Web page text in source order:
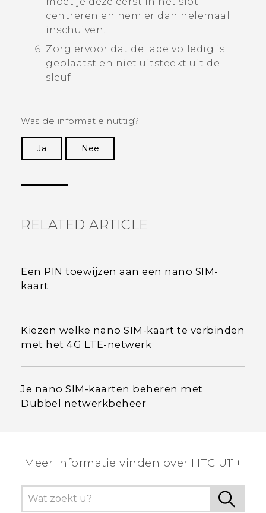
centreren en hem er dan helemaal
inschuiven.
Zorg ervoor dat de lade volledig is
geplaatst en niet uitsteekt uit de
sleuf.
Was de informatie nuttig?
Ja
Nee
RELATED ARTICLE
Een PIN toewijzen aan een nano SIM-
kaart
Kiezen welke nano SIM-kaart te verbinden
met het 4G LTE-netwerk
Je nano SIM-kaarten beheren met
Dubbel netwerkbeheer
Meer informatie vinden over HTC U11+